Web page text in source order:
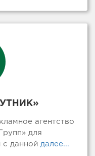
агентство
для
с даннойдалее...